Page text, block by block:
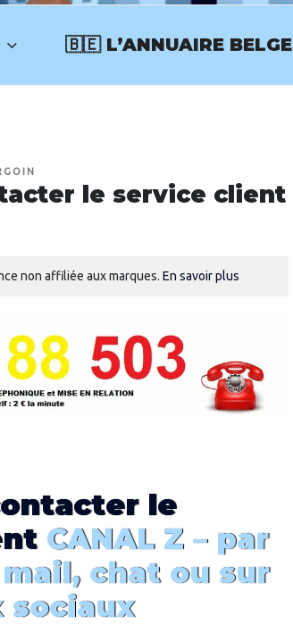
🇧🇪 L’ANNUAIRE BELGE
le service client
non affiliée aux marques. En savoir plus
le
CANAL Z – par
chat ou sur
sociaux